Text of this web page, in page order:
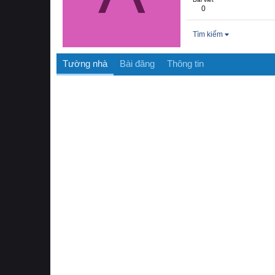
0
Tìm kiếm
Tường nhà Bài đăng Thông tin